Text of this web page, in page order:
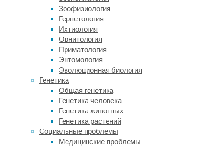
Зоофизиология
Герпетология
Ихтиология
Орнитология
Приматология
Энтомология
Эволюционная биология
Генетика
Общая генетика
Генетика человека
Генетика животных
Генетика растений
Социальные проблемы
Медицинские проблемы
быть
доступным
для
оказания
первичной
медицинской
помощи»,
—
говорит
доктор
Джудит
Дэвидсон
(Judith
Davidson),